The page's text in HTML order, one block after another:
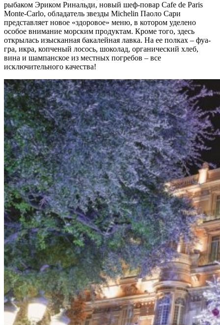
рыбаком Эриком Ринальди, новый шеф-повар Cafe de Paris
Monte-Carlo, обладатель звезды Michelin Паоло Сари
представляет новое «здоровое» меню, в котором уделено
особое внимание морским продуктам. Кроме того, здесь
открылась изысканная бакалейная лавка. На ее полках – фуа-
гра, икра, копченый лосось, шоколад, органический хлеб,
вина и шампанское из местных погребов – все
исключительного качества!